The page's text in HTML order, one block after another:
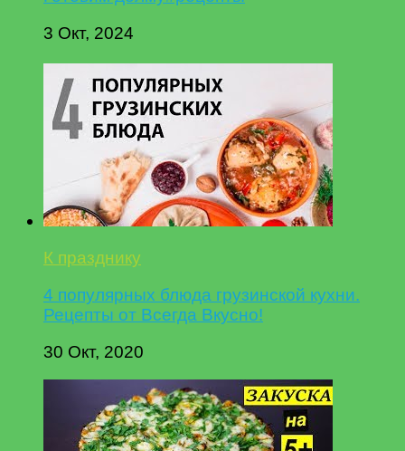
3 Окт, 2024
К празднику
4 популярных блюда грузинской кухни.
Рецепты от Всегда Вкусно!
30 Окт, 2020